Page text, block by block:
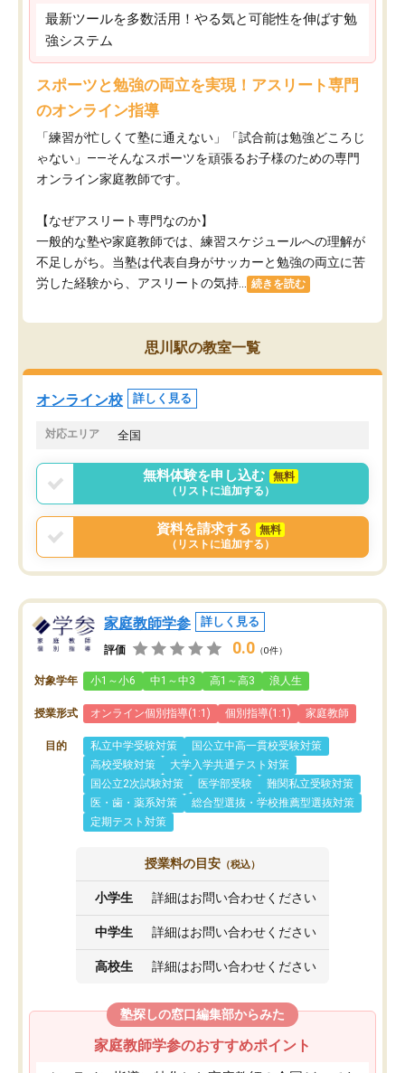
最新ツールを多数活用！やる気と可能性を伸ばす勉
強システム
スポーツと勉強の両立を実現！アスリート専門
のオンライン指導
「練習が忙しくて塾に通えない」「試合前は勉強どころじ
ゃない」——そんなスポーツを頑張るお子様のための専門
オンライン家庭教師です。
【なぜアスリート専門なのか】
一般的な塾や家庭教師では、練習スケジュールへの理解が
不足しがち。当塾は代表自身がサッカーと勉強の両立に苦
労した経験から、アスリートの気持...
続きを読む
思川駅の教室一覧
オンライン校 詳しく見る
対応エリア 全国
無料体験を申し込む
無料
（リストに追加する）
資料を請求する
無料
（リストに追加する）
家庭教師学参 詳しく見る
評価 0.0 （0件）
対象学年 小1～小6 中1～中3 高1～高3 浪人生
授業形式 オンライン個別指導(1:1) 個別指導(1:1) 家庭教師
目的 私立中学受験対策
国公立中高一貫校受験対策
高校受験対策
大学入学共通テスト対策
国公立2次試験対策
医学部受験
難関私立受験対策
医・歯・薬系対策
総合型選抜・学校推薦型選抜対策
定期テスト対策
授業料の目安 （税込）
小学生 詳細はお問い合わせください
中学生 詳細はお問い合わせください
高校生 詳細はお問い合わせください
塾探しの窓口編集部からみた
家庭教師学参のおすすめポイント